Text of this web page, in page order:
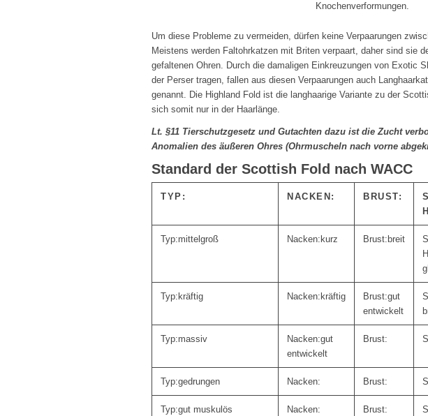
Knochenverformungen.
Um diese Probleme zu vermeiden, dürfen keine Verpaarungen
Meistens werden Faltohrkatzen mit Briten verpaart, daher sind sie
gefaltenen Ohren. Durch die damaligen Einkreuzungen von Exotic
der Perser tragen, fallen aus diesen Verpaarungen auch
genannt. Die Highland Fold ist die langhaarige Variante zu der
sich somit nur in der Haarlänge.
Lt. §11 Tierschutzgesetz und Gutachten dazu ist die Zucht
Anomalien des äußeren Ohres (Ohrmuscheln nach vorne
Standard der Scottish Fold nach WACC
TYP: NACKEN: BRUST:
mittelgroß kurz
breit
kräftig kräftig
gut
entwickelt
massiv
gut
entwickelt
gedrungen
gut muskulös